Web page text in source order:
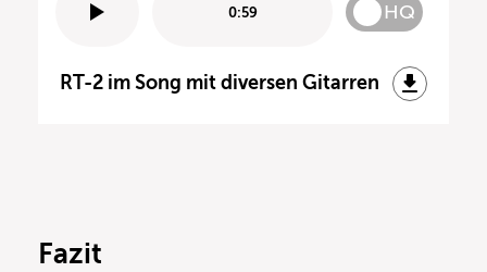
0:59 HQ
RT-2 im Song mit diversen Gitarren
Fazit